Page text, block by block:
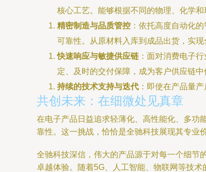
核心工艺。能够根据不同的物理、化学
精密制造与品质管控 ：依托高度自动化
可靠性。从原材料入库到成品出货，实现
快速响应与敏捷供应链 ：面对消费电子
定、及时的交付保障，成为客户供应链中
持续的技术支持与迭代 ：即使在产品量
共创未来：在细微处见真章
在电子产品日益追求轻薄化、高性能化、多功
靠性。这一挑战，恰恰是全驰科技展现其专业
全驰科技深信，伟大的产品源于对每一个细节
卓越体验。随着5G、人工智能、物联网等技术